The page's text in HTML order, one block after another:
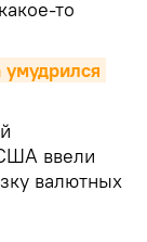
то
ввели
валютных